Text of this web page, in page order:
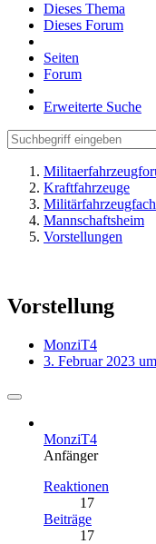
Dieses Thema
Dieses Forum
Seiten
Forum
Erweiterte Suche
Kraftfahrzeuge
Mannschaftsheim
Vorstellungen
Vorstellung
MonziT4
3. Februar 2023
MonziT4
Anfänger
Reaktionen
17
Beiträge
17